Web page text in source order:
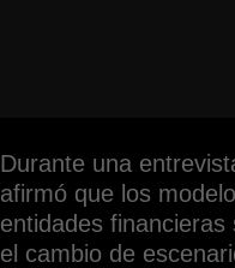
Durante una
afirmó que los
entidades
el cambio de